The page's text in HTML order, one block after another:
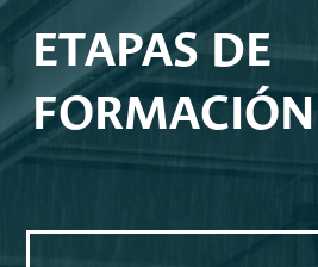
ETAPAS DE
FORMACIÓN